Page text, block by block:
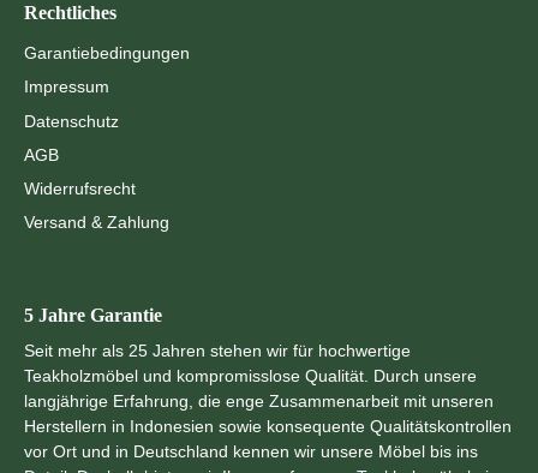
Rechtliches
Garantiebedingungen
Impressum
Datenschutz
AGB
Widerrufsrecht
Versand & Zahlung
5 Jahre Garantie
Seit mehr als 25 Jahren stehen wir für hochwertige
Teakholzmöbel und kompromisslose Qualität. Durch unsere
langjährige Erfahrung, die enge Zusammenarbeit mit unseren
Herstellern in Indonesien sowie konsequente Qualitätskontrollen
vor Ort und in Deutschland kennen wir unsere Möbel bis ins